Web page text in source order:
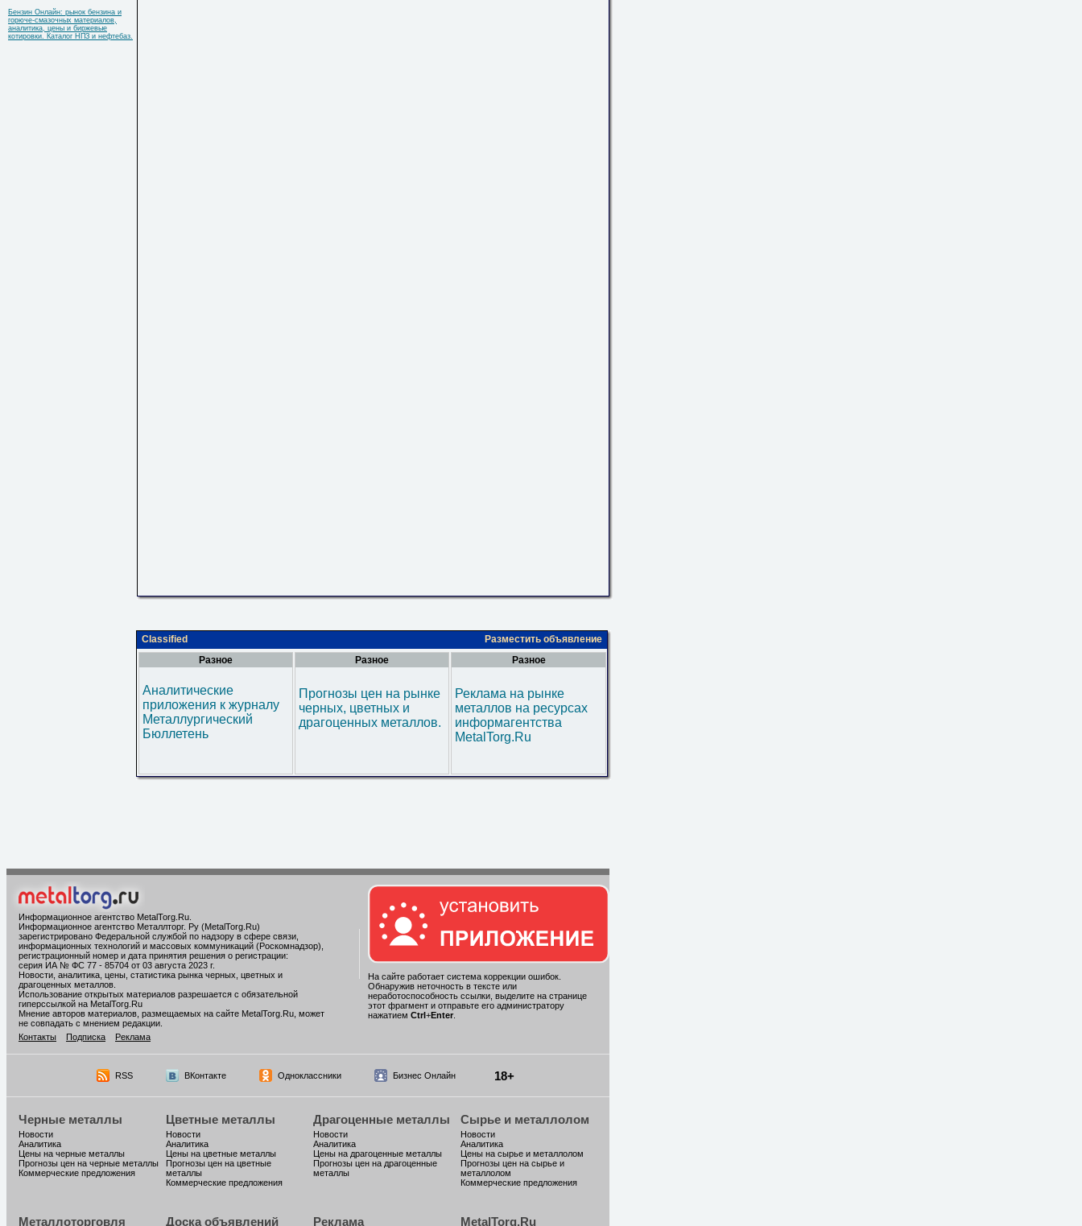
Бензин Онлайн: рынок бензина и
горюче-смазочных материалов,
аналитика, цены и биржевые
котировки. Каталог НПЗ и нефтебаз.
Classified
Разместить объявление
Разное
Аналитические
приложения к журналу
Металлургический
Бюллетень
Разное
Прогнозы цен на рынке
черных, цветных и
драгоценных металлов.
Разное
Реклама на рынке
металлов на ресурсах
информагентства
MetalTorg.Ru
Информационное агентство MetalTorg.Ru
Информационное агентство Металлторг. Ру (MetalTorg.Ru)
зарегистрировано Федеральной службой по надзору в сфере связи,
информационных технологий и массовых коммуникаций (Роскомнадзор),
регистрационный номер и дата принятия решения о регистрации:
серия ИА № ФС 77 - 85704 от 03 августа 2023 г.
Новости, аналитика, цены, статистика рынка черных, цветных и
драгоценных металлов.
Использование открытых материалов разрешается с обязательной
гиперссылкой на MetalTorg.Ru
Мнение авторов материалов, размещаемых на сайте MetalTorg.Ru, может
не совпадать с мнением редакции.
Контакты
Подписка Реклама
На сайте работает система коррекции ошибок.
Обнаружив неточность в тексте или
неработоспособность ссылки, выделите на странице
этот фрагмент и отправьте его администратору
нажатием Ctrl +Enter.
RSS ВКонтакте Одноклассники Бизнес Онлайн 18+
Черные металлы
Новости
Аналитика
Цены на черные металлы
Прогнозы цен на черные металлы
Коммерческие предложения
Цветные металлы
Новости
Аналитика
Цены на цветные металлы
Прогнозы цен на цветные
металлы
Коммерческие предложения
Драгоценные металлы
Новости
Аналитика
Цены на драгоценные металлы
Прогнозы цен на драгоценные
металлы
Сырье и металлолом
Новости
Аналитика
Цены на сырье и металлолом
Прогнозы цен на сырье и
металлолом
Коммерческие предложения
Металлоторговля Доска объявлений Реклама MetalTorg.Ru